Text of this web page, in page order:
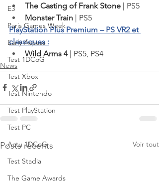
E3
Paris Games Week
Early Access
Test 1DCoG
Test Xbox
Test Nintendo
Test PlayStation
Test PC
Actu 1DCoG
Test Stadia
The Game Awards
The Casting of Frank Stone | PS5
Monster Train | PS5
PlayStation Plus Premium – PS VR2 et
classiques :
Wild Arms 4 | PS5, PS4
News
Posts récents Voir tout